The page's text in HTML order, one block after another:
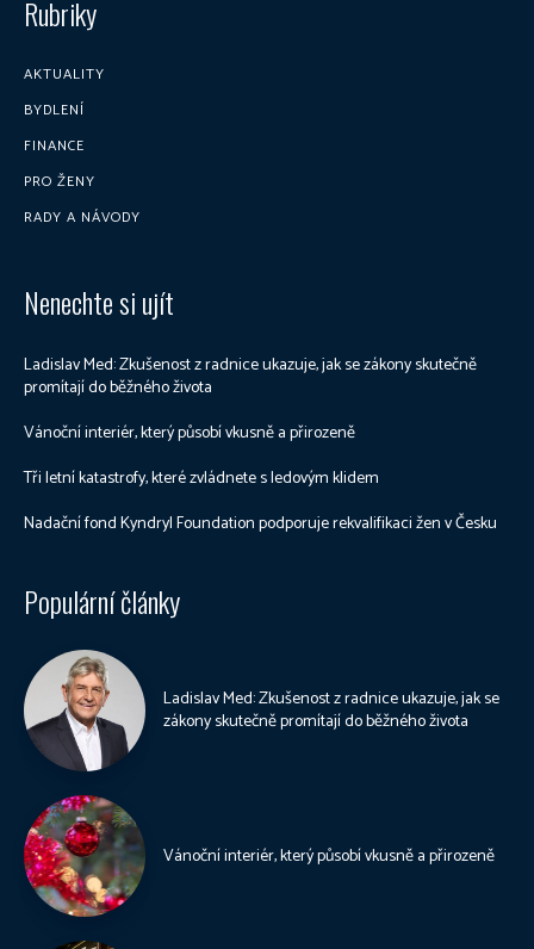
Rubriky
AKTUALITY
BYDLENÍ
FINANCE
PRO ŽENY
RADY A NÁVODY
Nenechte si ujít
Ladislav Med: Zkušenost z radnice ukazuje, jak se zákony skutečně
promítají do běžného života
Vánoční interiér, který působí vkusně a přirozeně
Tři letní katastrofy, které zvládnete s ledovým klidem
Nadační fond Kyndryl Foundation podporuje rekvalifikaci žen v Česku
Populární články
Ladislav Med: Zkušenost z radnice ukazuje, jak se
zákony skutečně promítají do běžného života
Vánoční interiér, který působí vkusně a přirozeně